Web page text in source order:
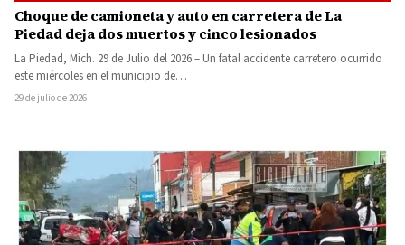
Choque de camioneta y auto en carretera de La
Piedad deja dos muertos y cinco lesionados
La Piedad, Mich. 29 de Julio del 2026 – Un fatal accidente carretero ocurrido
este miércoles en el municipio de…
29 de julio de 2026